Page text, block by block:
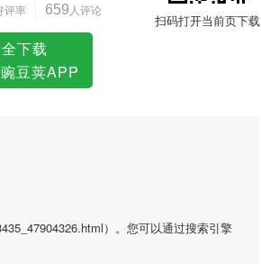
评率 659 人评论
下载
豆荚APP
扫码打开当前页下载
）。您可以通过搜索引擎